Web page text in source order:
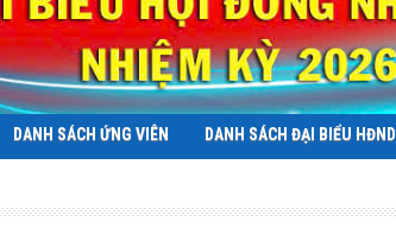
DANH SÁCH ỨNG VIÊN DANH SÁCH ĐẠI BIỂU HĐND